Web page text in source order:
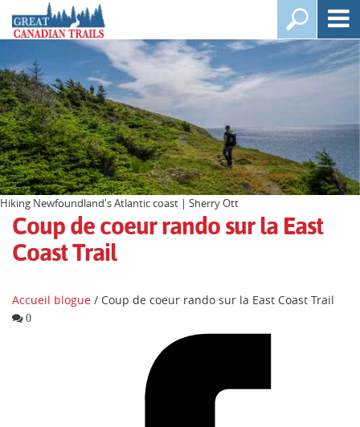
Hiking Newfoundland's Atlantic coast | Sherry Ott
Coup de coeur rando sur la East
Coast Trail
Accueil blogue / Coup de coeur rando sur la East Coast Trail
0